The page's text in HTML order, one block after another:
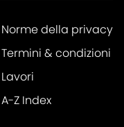
Norme della privacy
Termini & condizioni
Lavori
A-Z Index